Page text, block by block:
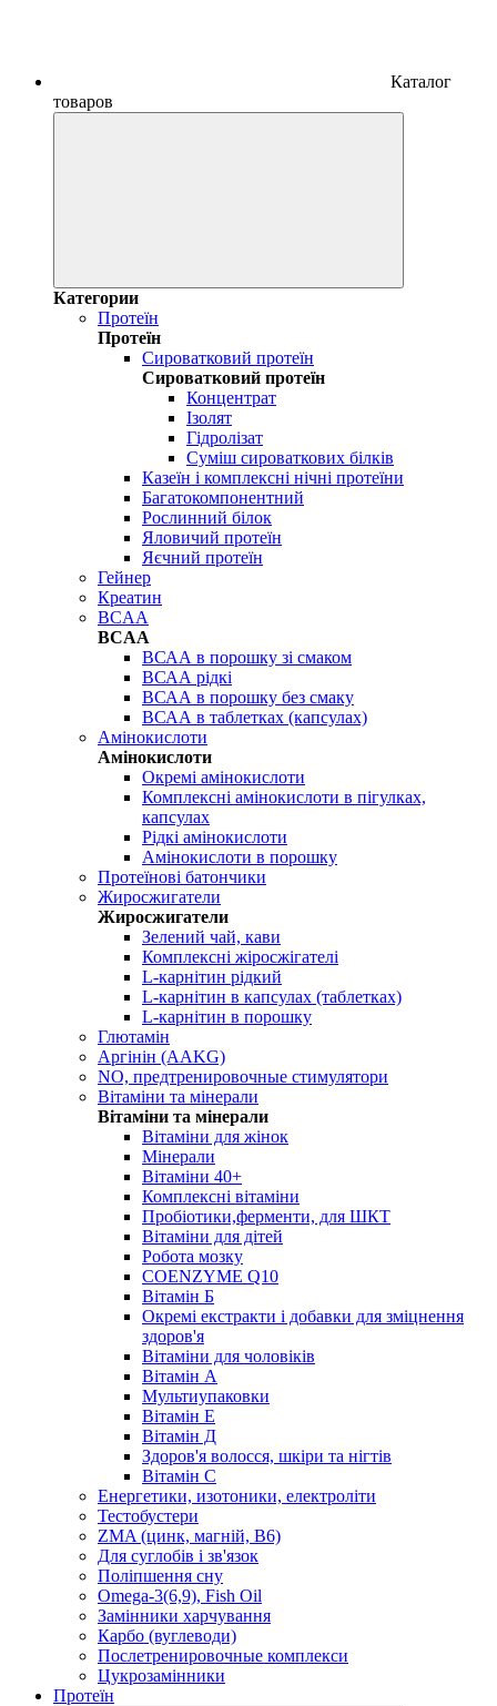
Каталог
товаров
Категории
Протеїн
Протеїн
Сироватковий протеїн
Сироватковий протеїн
Концентрат
Ізолят
Гідролізат
Суміш сироваткових білків
Казеїн і комплексні нічні протеїни
Багатокомпонентний
Рослинний білок
Яловичий протеїн
Яєчний протеїн
Гейнер
Креатин
BCAA
BCAA
ВСАА в порошку зі смаком
ВСАА рідкі
ВСАА в порошку без смаку
ВСАА в таблетках (капсулах)
Амінокислоти
Амінокислоти
Окремі амінокислоти
Комплексні амінокислоти в пігулках,
капсулах
Рідкі амінокислоти
Амінокислоти в порошку
Протеїнові батончики
Жиросжигатели
Жиросжигатели
Зелений чай, кави
Комплексні жіросжігателі
L-карнітин рідкий
L-карнітин в капсулах (таблетках)
L-карнітин в порошку
Глютамін
Аргінін (AAKG)
NO, предтренировочные стимулятори
Вітаміни та мінерали
Вітаміни та мінерали
Вітаміни для жінок
Мінерали
Вітаміни 40+
Комплексні вітаміни
Пробіотики,ферменти, для ШКТ
Вітаміни для дітей
Робота мозку
COENZYME Q10
Вітамін Б
Окремі екстракти і добавки для зміцнення
здоров'я
Вітаміни для чоловіків
Вітамін А
Мультиупаковки
Вітамін Е
Вітамін Д
Здоров'я волосся, шкіри та нігтів
Вітамін С
Енергетики, изотоники, електроліти
Тестобустери
ZMA (цинк, магній, В6)
Для суглобів і зв'язок
Поліпшення сну
Omega-3(6,9), Fish Oil
Замінники харчування
Карбо (вуглеводи)
Послетренировочные комплекси
Цукрозамінники
Протеїн